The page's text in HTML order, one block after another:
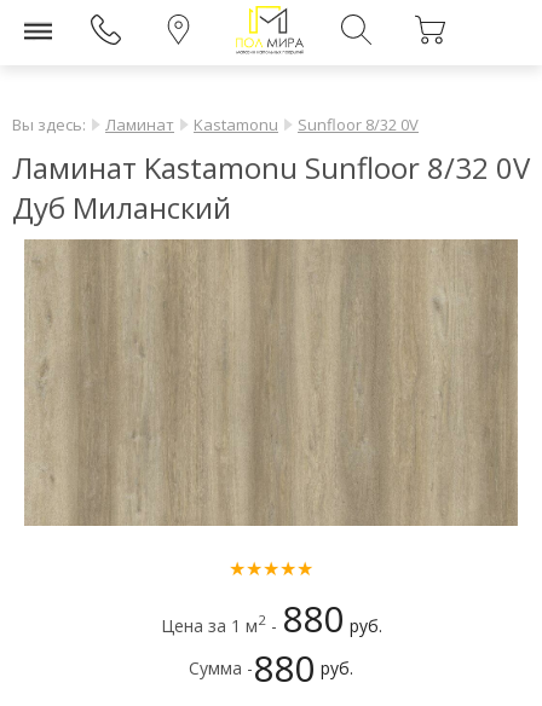
Вы здесь: Ламинат Kastamonu Sunfloor 8/32 0V
Ламинат Kastamonu Sunfloor 8/32 0V
Дуб Миланский
★★★★★
Цена за 1 м2- 880 руб.
Сумма -880 руб.